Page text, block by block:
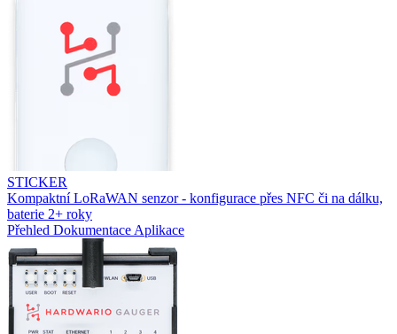
STICKER
Kompaktní LoRaWAN senzor - konfigurace přes NFC či na dálku,
baterie 2+ roky
Přehled Dokumentace Aplikace